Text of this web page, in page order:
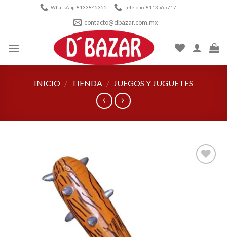
WhatsApp: 8133845355 Teléfono: 8113565717
contacto@dbazar.com.mx
INICIO / TIENDA / JUEGOS Y JUGUETES